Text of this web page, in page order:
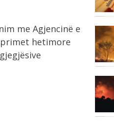
me Agjencinë e
hetimore
protestës, qytetarët